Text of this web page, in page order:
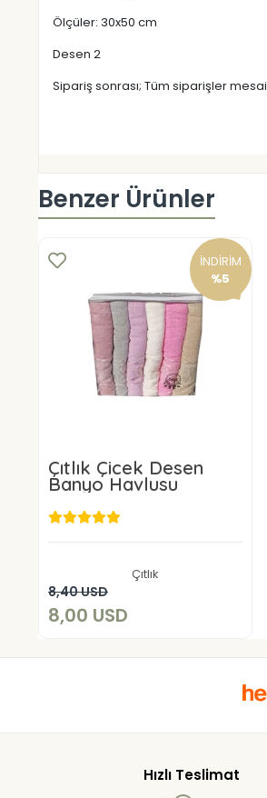
Ölçüler: 30x50 cm
Desen 2
Sipariş sonrası; Tüm siparişler
Benzer Ürünler
İNDİRİM
%5
Çıtlık Çicek Desen
Banyo Havlusu
Çıtlık
8,40 USD
8,00 USD
Hızlı Teslimat